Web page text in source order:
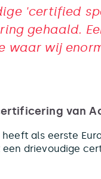
'certified
gehaald.
waar wij
van
als eerste
drievoudige